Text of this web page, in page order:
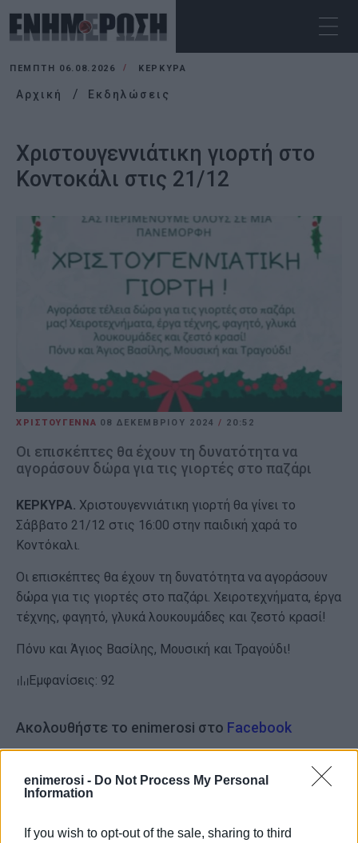
enimerosi - Do Not Process My Personal
Information
If you wish to opt-out of the sale, sharing to third
ΠΈΜΠΤΗ 06.08.2026 ΚΕΡΚΥΡΑ
Αρχική Εκδηλώσεις
Χριστουγεννιάτικη γιορτή στο
Κοντοκάλι στις 21/12
ΧΡΙΣΤΟΥΓΕΝΝΑ 08 ΔΕΚΕΜΒΡΊΟΥ 2024 / 20:52
Οι επισκέπτες θα έχουν τη δυνατότητα να
αγοράσουν δώρα για τις γιορτές στο παζάρι
ΚΕΡΚΥΡΑ. Χριστουγεννιάτικη γιορτή θα γίνει το
Σάββατο 21/12 στις 16:00 στην παιδική χαρά το
Κοντόκαλι.
Οι επισκέπτες θα έχουν τη δυνατότητα να αγοράσουν
δώρα για τις γιορτές στο παζάρι. Χειροτεχνήματα, έργα
τέχνης, φαγητό, γλυκά λουκουμάδες και ζεστό κρασί!
Πόνυ και Άγιος Βασίλης, Μουσική και Τραγούδι!
Εμφανίσεις: 92
Ακολουθήστε το enimerosi στο Facebook
Συνδρομητές στο e-paper